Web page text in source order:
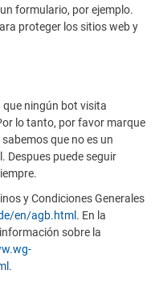
formulario, por ejemplo.
proteger los sitios web y
que ningún bot visita
lo tanto, por favor marque
que no es un
Despues puede seguir
y Condiciones Generales
en/agb.html . En la
sobre la
.